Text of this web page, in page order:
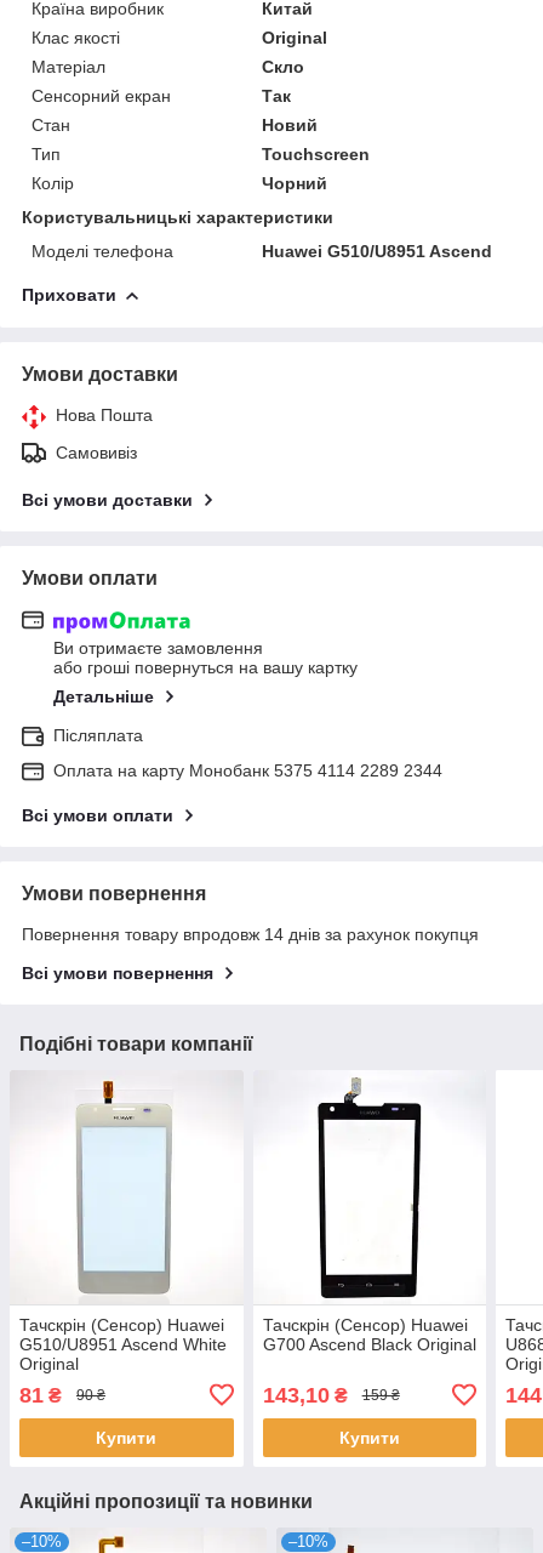
Країна виробник
Китай
Клас якості
Original
Матеріал
Скло
Сенсорний екран
Так
Стан
Новий
Тип
Touchscreen
Колір
Чорний
Користувальницькі характеристики
Моделі телефона
Huawei G510/U8951 Ascend
Приховати
Умови доставки
Нова Пошта
Самовивіз
Всі умови доставки
Умови оплати
Ви отримаєте замовлення
або гроші повернуться на вашу картку
Детальніше
Післяплата
Оплата на карту Монобанк 5375 4114 2289 2344
Всі умови оплати
Умови повернення
Повернення товару впродовж 14 днів за рахунок покупця
Всі умови повернення
Подібні товари компанії
Тачскрін (Сенсор) Huawei
G510/U8951 Ascend White
Original
81 ₴ 90 ₴
Купити
Тачскрін (Сенсор) Huawei
G700 Ascend Black Original
143,10₴ 159 ₴
Купити
Акційні пропозиції та новинки
–10% –10%